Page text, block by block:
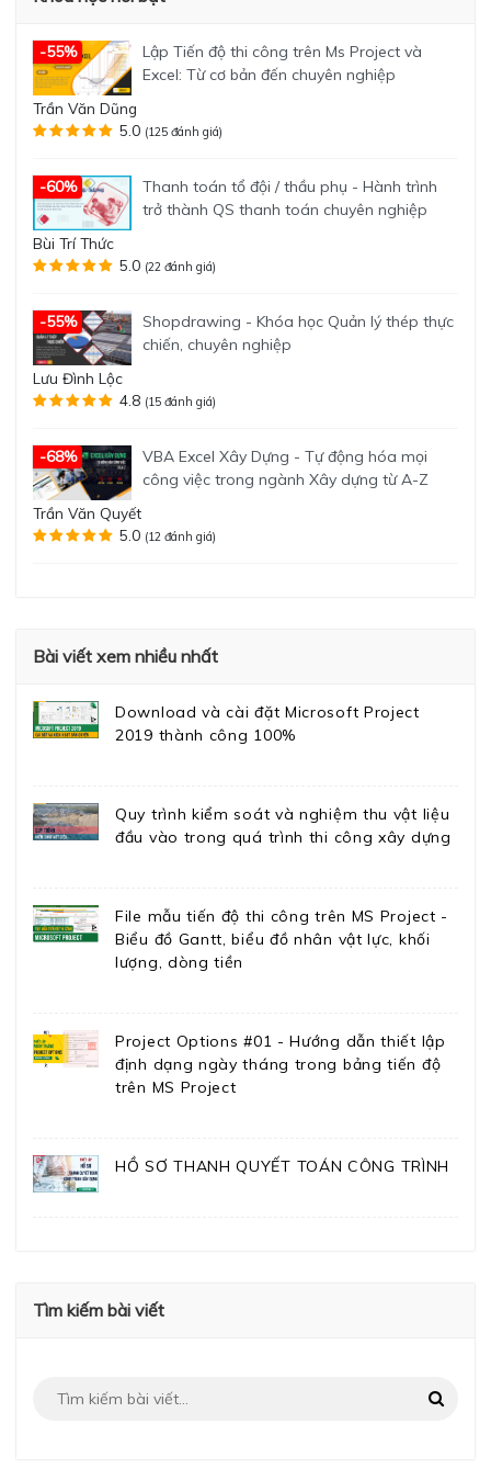
-55%
Lập Tiến độ thi công trên Ms Project và
Excel: Từ cơ bản đến chuyên nghiệp
Trần Văn Dũng
5.0 (125 đánh giá)
-60%
Thanh toán tổ đội / thầu phụ - Hành trình
trở thành QS thanh toán chuyên nghiệp
Bùi Trí Thức
5.0 (22 đánh giá)
-55%
Shopdrawing - Khóa học Quản lý thép thực
chiến, chuyên nghiệp
Lưu Đình Lộc
4.8 (15 đánh giá)
-68%
VBA Excel Xây Dựng - Tự động hóa mọi
công việc trong ngành Xây dựng từ A-Z
Trần Văn Quyết
5.0 (12 đánh giá)
Bài viết xem nhiều nhất
Download và cài đặt Microsoft Project
2019 thành công 100%
Quy trình kiểm soát và nghiệm thu vật liệu
đầu vào trong quá trình thi công xây dựng
File mẫu tiến độ thi công trên MS Project -
Biểu đồ Gantt, biểu đồ nhân vật lực, khối
lượng, dòng tiền
Project Options #01 - Hướng dẫn thiết lập
định dạng ngày tháng trong bảng tiến độ
trên MS Project
HỒ SƠ THANH QUYẾT TOÁN CÔNG TRÌNH
Tìm kiếm bài viết